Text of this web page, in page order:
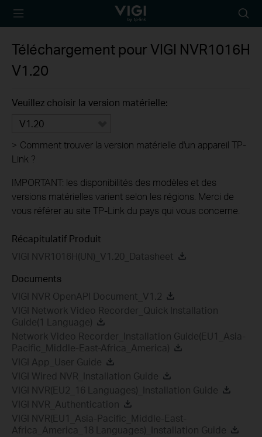
TP-Link, Reliably
icon
Téléchargement pour VIGI NVR1016H
V1.20
Veuillez choisir la version matérielle:
V1.20
> Comment trouver la version matérielle d'un appareil TP-
Link ?
IMPORTANT: les disponibilités des modèles et des
versions matérielles varient selon les régions. Merci de
vous référer au site TP-Link du pays qui vous concerne.
Récapitulatif Produit
VIGI NVR1016H(UN)_V1.20_Datasheet
Documents
VIGI NVR OpenAPI Document_V1.2
VIGI Network Video Recorder_Quick Installation
Guide(1 Language)
Network Video Recorder_Installation Guide(EU1_Asia-
Pacific_Middle-East-Africa_America)
VIGI App_User Guide
VIGI Wired NVR_Installation Guide
VIGI NVR(EU2_16 Languages)_Installation Guide
VIGI NVR_Authentication
VIGI NVR(EU1_Asia-Pacific_Middle-East-
Africa_America_18 Languages)_Installation Guide